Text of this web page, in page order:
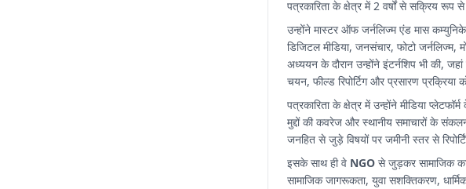
पत्रकारिता के क्षेत्र में 2 वर्षों से सक्रिय रूप
उन्होंने मास्टर ऑफ जर्नलिज्म एंड मास
डिजिटल मीडिया, जनसंचार, फोटो जर्नलिज्म,
अध्ययन के दौरान उन्होंने इंटर्नशिप भी की,
चयन, फील्ड रिपोर्टिग और प्रसारण
पत्रकारिता के क्षेत्र में उन्होंने मीडिया
मुद्दों की कवरेज और स्थानीय समाचारों के
जनहित से जुड़े विषयों पर जमीनी स्तर से
इसके साथ ही वे NGO से जुड़कर सामाजिक
सामाजिक जागरूकता, युवा सशक्तिकरण,